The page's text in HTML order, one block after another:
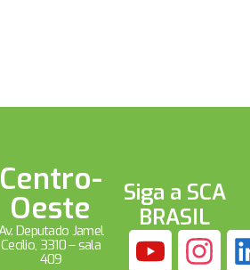
Centro-
Oeste
Deputado Jamel
Cecílio, 3310 – sala
409
Siga a SCA
BRASIL